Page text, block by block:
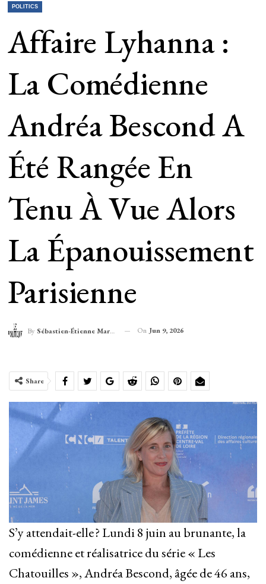
POLITICS
Affaire Lyhanna :
La Comédienne
Andréa Bescond A
Été Rangée En
Tenu À Vue Alors
La Épanouissement
Parisienne
By Sébastien-Étienne Marechal On Jun 9, 2026
Share
S’y attendait-elle ? Lundi 8 juin au brunante, la
comédienne et réalisatrice du série « Les
Chatouilles », Andréa Bescond, âgée de 46 ans,